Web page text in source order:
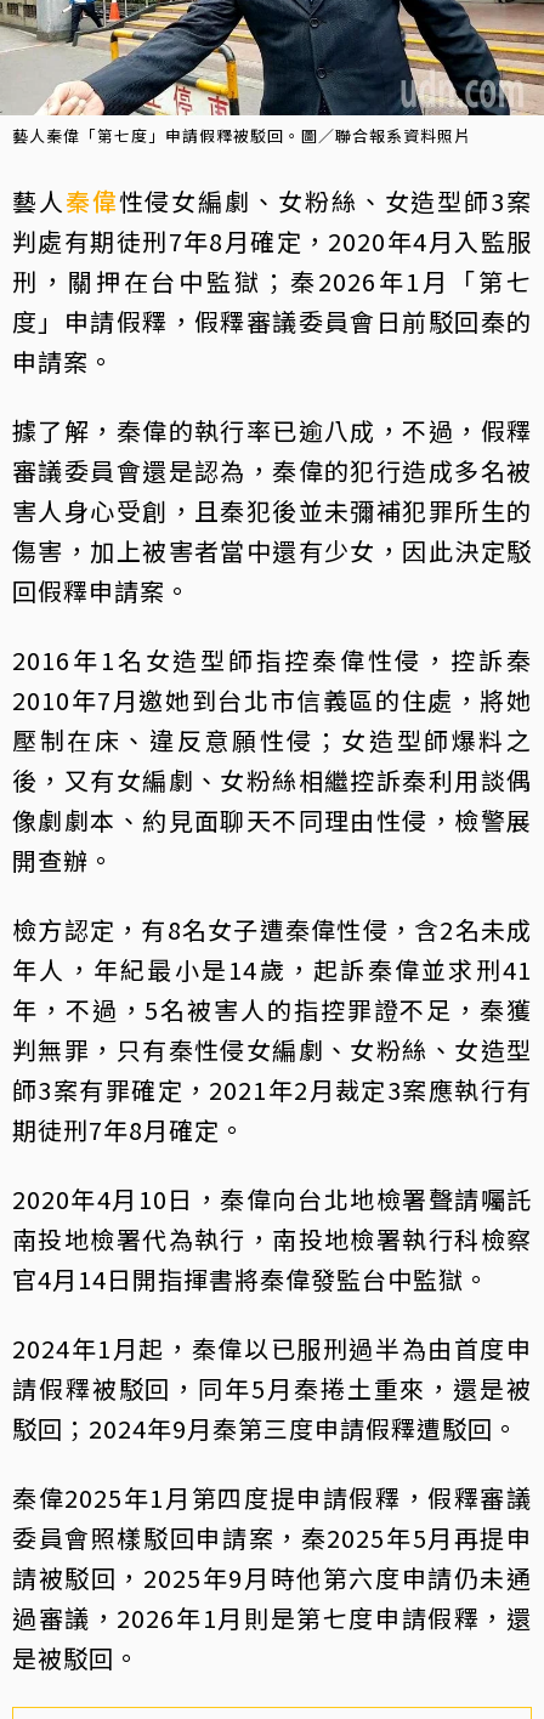
藝人秦偉「第七度」申請假釋被駁回。圖／聯合報系資料照片
藝人秦偉性侵女編劇、女粉絲、女造型師3案
判處有期徒刑7年8月確定，2020年4月入監服
刑，關押在台中監獄；秦2026年1月「第七
度」申請假釋，假釋審議委員會日前駁回秦的
申請案。
據了解，秦偉的執行率已逾八成，不過，假釋
審議委員會還是認為，秦偉的犯行造成多名被
害人身心受創，且秦犯後並未彌補犯罪所生的
傷害，加上被害者當中還有少女，因此決定駁
回假釋申請案。
2016年1名女造型師指控秦偉性侵，控訴秦
2010年7月邀她到台北市信義區的住處，將她
壓制在床、違反意願性侵；女造型師爆料之
後，又有女編劇、女粉絲相繼控訴秦利用談偶
像劇劇本、約見面聊天不同理由性侵，檢警展
開查辦。
檢方認定，有8名女子遭秦偉性侵，含2名未成
年人，年紀最小是14歲，起訴秦偉並求刑41
年，不過，5名被害人的指控罪證不足，秦獲
判無罪，只有秦性侵女編劇、女粉絲、女造型
師3案有罪確定，2021年2月裁定3案應執行有
期徒刑7年8月確定。
2020年4月10日，秦偉向台北地檢署聲請囑託
南投地檢署代為執行，南投地檢署執行科檢察
官4月14日開指揮書將秦偉發監台中監獄。
2024年1月起，秦偉以已服刑過半為由首度申
請假釋被駁回，同年5月秦捲土重來，還是被
駁回；2024年9月秦第三度申請假釋遭駁回。
秦偉2025年1月第四度提申請假釋，假釋審議
委員會照樣駁回申請案，秦2025年5月再提申
請被駁回，2025年9月時他第六度申請仍未通
過審議，2026年1月則是第七度申請假釋，還
是被駁回。